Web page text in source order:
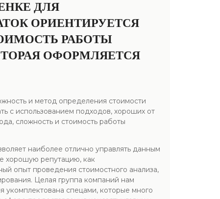
ДЛЯ
ОРИЕНТИРУЕТСЯ
РАБОТЫ
ОФОРМЛЯЕТСЯ
и метод определения стоимости
с использованием подходов, хороших от
сложность и стоимость работы
наиболее отлично управлять данным
хорошую репутацию, как
опыт проведения стоимостного анализа,
Целая группа компаний нам
спецами, которые много